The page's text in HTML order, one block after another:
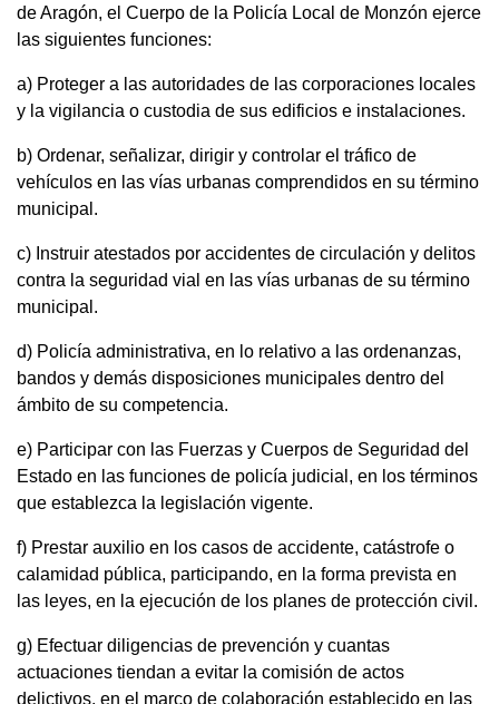
de Aragón, el Cuerpo de la Policía Local de Monzón ejerce
las siguientes funciones:
a) Proteger a las autoridades de las corporaciones locales
y la vigilancia o custodia de sus edificios e instalaciones.
b) Ordenar, señalizar, dirigir y controlar el tráfico de
vehículos en las vías urbanas comprendidos en su término
municipal.
c) Instruir atestados por accidentes de circulación y delitos
contra la seguridad vial en las vías urbanas de su término
municipal.
d) Policía administrativa, en lo relativo a las ordenanzas,
bandos y demás disposiciones municipales dentro del
ámbito de su competencia.
e) Participar con las Fuerzas y Cuerpos de Seguridad del
Estado en las funciones de policía judicial, en los términos
que establezca la legislación vigente.
f) Prestar auxilio en los casos de accidente, catástrofe o
calamidad pública, participando, en la forma prevista en
las leyes, en la ejecución de los planes de protección civil.
g) Efectuar diligencias de prevención y cuantas
actuaciones tiendan a evitar la comisión de actos
delictivos, en el marco de colaboración establecido en las